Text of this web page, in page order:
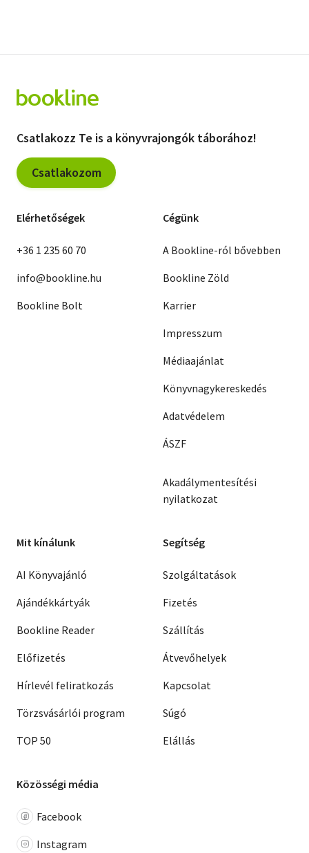
Csatlakozz Te is a könyvrajongók táborához!
Csatlakozom
Elérhetőségek
+36 1 235 60 70
info@bookline.hu
Bookline Bolt
Cégünk
A Bookline-ról bővebben
Bookline Zöld
Karrier
Impresszum
Médiaajánlat
Könyvnagykereskedés
Adatvédelem
ÁSZF
Akadálymentesítési
nyilatkozat
Mit kínálunk
AI Könyvajánló
Ajándékkártyák
Bookline Reader
Előfizetés
Hírlevél feliratkozás
Törzsvásárlói program
TOP 50
Segítség
Szolgáltatások
Fizetés
Szállítás
Átvevőhelyek
Kapcsolat
Súgó
Elállás
Közösségi média
Facebook
Instagram